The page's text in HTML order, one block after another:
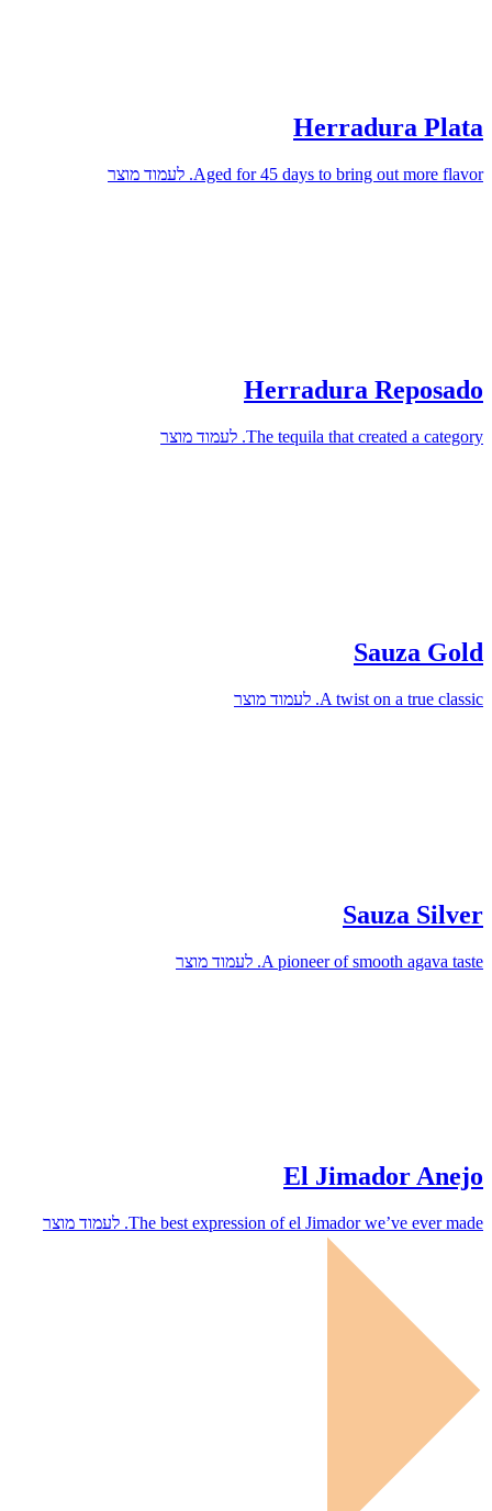
Herradura Plata
Aged for 45 days to bring out more flavor. לעמוד מוצר
Herradura Reposado
The tequila that created a category. לעמוד מוצר
Sauza Gold
A twist on a true classic. לעמוד מוצר
Sauza Silver
A pioneer of smooth agava taste. לעמוד מוצר
El Jimador Anejo
The best expression of el Jimador we’ve ever made. לעמוד מוצר